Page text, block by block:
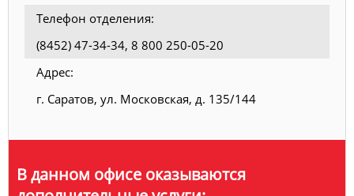
Телефон отделения:
(8452) 47-34-34, 8 800 250-05-20
Адрес:
г. Саратов, ул. Московская, д. 135/144
В данном офисе оказываются